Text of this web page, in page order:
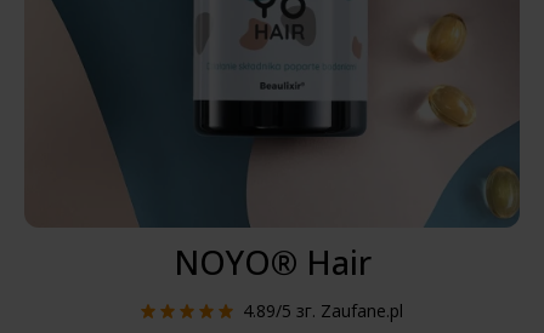
NOYO® Hair
4.89/5 зг. Zaufane.pl